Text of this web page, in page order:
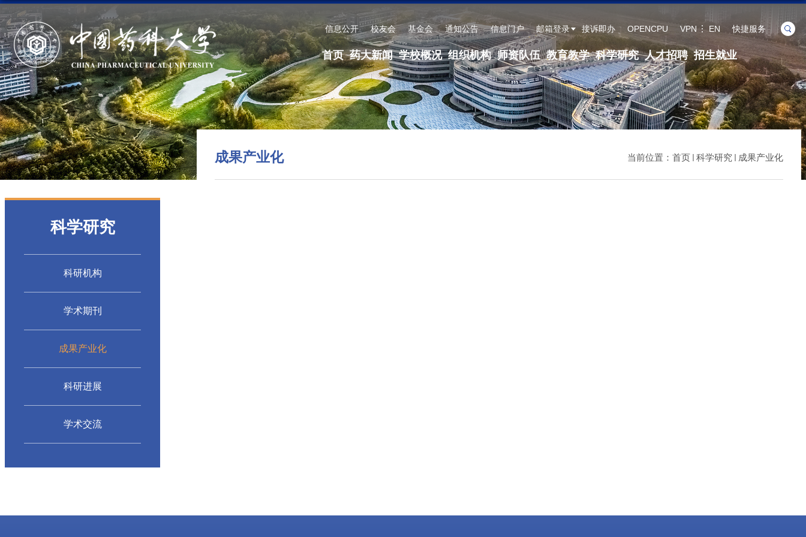
信息公开 校友会 基金会 通知公告 信息门户 邮箱登录 接诉即办 OPENCPU VPN EN 快捷服务
首页 药大新闻 学校概况 组织机构 师资队伍 教育教学 科学研究 人才招聘 招生就业
科学研究
科研机构
学术期刊
成果产业化
科研进展
学术交流
当前位置： 首页 科学研究 成果产业化
成果产业化